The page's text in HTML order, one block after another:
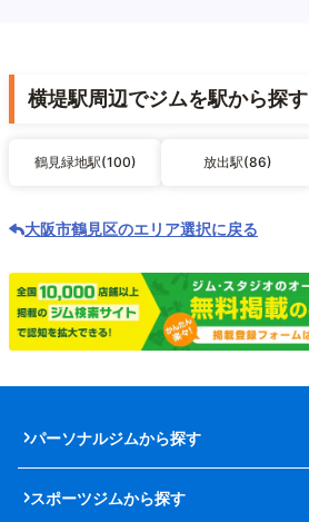
横堤駅周辺でジムを駅から探す
鶴見緑地駅(100) 放出駅(86)
大阪市鶴見区のエリア選択に戻る
パーソナルジムから探す
スポーツジムから探す